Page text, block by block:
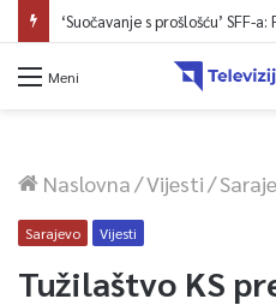
Meni
Naslovna/Vijesti/
Sarajevo Vijesti
Tužilaštvo KS